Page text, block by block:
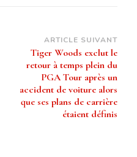
ARTICLE SUIVANT
Tiger Woods exclut le
retour à temps plein du
PGA Tour après un
accident de voiture alors
que ses plans de carrière
étaient définis